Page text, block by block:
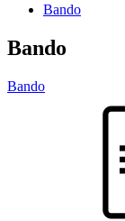
Bando
Bando
Bando